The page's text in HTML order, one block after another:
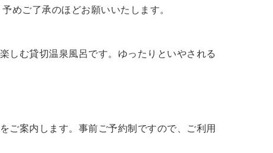
めご了承のほどお願いいたします。
しむ貸切温泉風呂です。ゆったりといやされる
ご案内します。 事前ご予約制ですので、ご利用